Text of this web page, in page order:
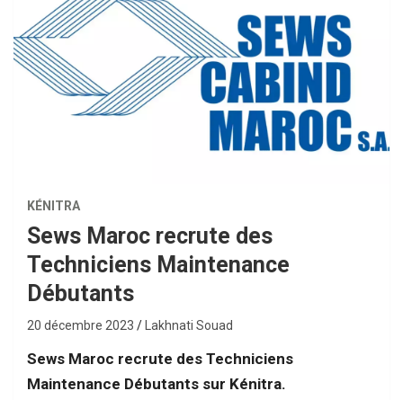
KÉNITRA
Sews Maroc recrute des
Techniciens Maintenance
Débutants
20 décembre 2023 Lakhnati Souad
Sews Maroc recrute des Techniciens
Maintenance Débutants sur Kénitra.